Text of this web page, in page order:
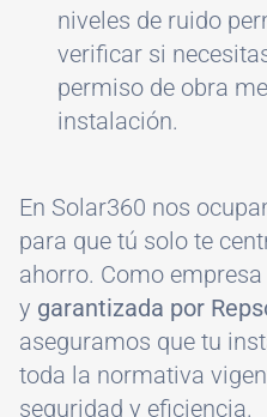
niveles de ruido
verificar si
permiso de obra
instalación.
En Solar360 nos
para que tú solo te
ahorro. Como
y garantizada por
aseguramos que tu
toda la normativa
seguridad y eficiencia.